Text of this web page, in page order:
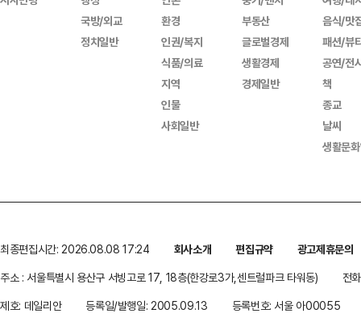
국방/외교
정치일반
환경
인권/복지
식품/의료
지역
인물
사회일반
부동산
글로벌경제
생활경제
경제일반
음식/맛
패션/뷰
공연/전
책
종교
날씨
생활문
최종편집시간: 2026.08.08 17:24 회사소개 편집규약
광고제휴문의
주소 : 서울특별시 용산구 서빙고로 17, 18층(한강로3가,센트럴파크 타워동)
전
제호: 데일리안
등록일/발행일: 2005.09.13 등록번호: 서울 아00055